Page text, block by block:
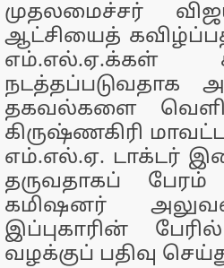
முதலமைச்சர்
ஆட்சியைத்
எம்.எல்.ஏ.க்கள்
நடத்தப்படுவதாக
தகவல்களை
கிருஷ்ணகிரி
எம்.எல்.ஏ. டாக்டர்
தருவதாகப்
கமிஷனர்
இப்புகாரின்
வழக்குப் பதிவு